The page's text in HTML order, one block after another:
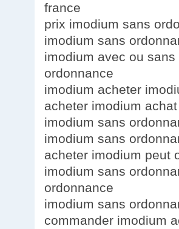
france
prix imodium sans
imodium sans
imodium avec ou
ordonnance
imodium acheter
acheter imodium
imodium sans
imodium sans
acheter imodium peut
imodium sans
ordonnance
imodium sans
commander imodium